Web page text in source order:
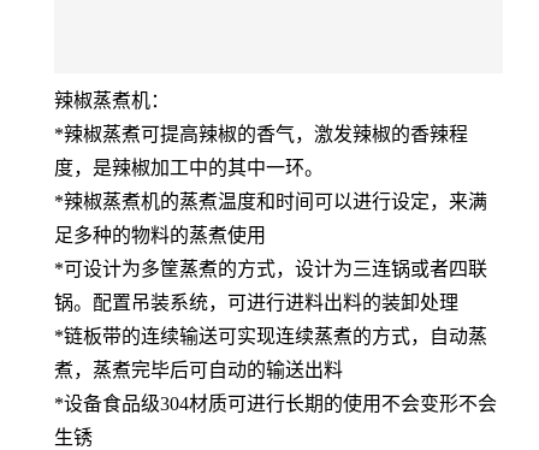
辣椒蒸煮机：
*辣椒蒸煮可提高辣椒的香气，激发辣椒的香辣程
度，是辣椒加工中的其中一环。
*辣椒蒸煮机的蒸煮温度和时间可以进行设定，来满
足多种的物料的蒸煮使用
*可设计为多筐蒸煮的方式，设计为三连锅或者四联
锅。配置吊装系统，可进行进料出料的装卸处理
*链板带的连续输送可实现连续蒸煮的方式，自动蒸
煮，蒸煮完毕后可自动的输送出料
*设备食品级304材质可进行长期的使用不会变形不会
生锈